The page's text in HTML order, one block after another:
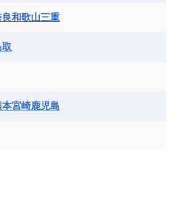
和歌山三重
本宮崎鹿児島